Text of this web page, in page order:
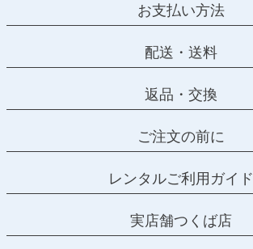
お支払い方法
配送・送料
返品・交換
ご注文の前に
レンタルご利用ガイド
実店舗つくば店